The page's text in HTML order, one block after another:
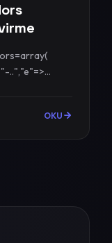
..","e"=>...
OKU